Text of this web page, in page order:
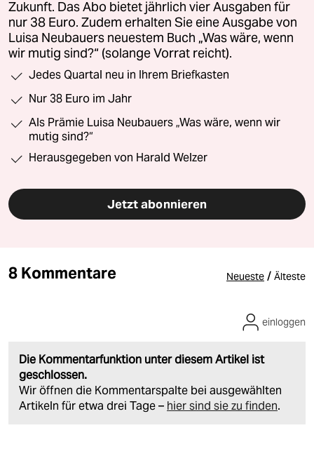
Zukunft. Das Abo bietet jährlich vier Ausgaben für
nur 38 Euro. Zudem erhalten Sie eine Ausgabe von
Luisa Neubauers neuestem Buch „Was wäre, wenn
wir mutig sind?“ (solange Vorrat reicht).
Jedes Quartal neu in Ihrem Briefkasten
Nur 38 Euro im Jahr
Als Prämie Luisa Neubauers „Was wäre, wenn wir
mutig sind?“
Herausgegeben von Harald Welzer
Jetzt abonnieren
8 Kommentare Neueste / Älteste
Die Kommentarfunktion unter diesem Artikel ist
geschlossen.
Wir öffnen die Kommentarspalte bei ausgewählten
Artikeln für etwa drei Tage – hier sind sie zu finden.
einloggen